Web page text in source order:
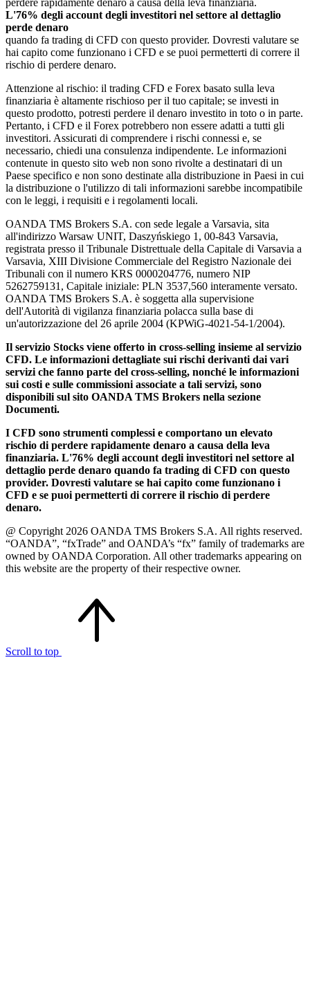
L'76% degli account degli investitori nel settore al dettaglio
perde denaro
quando fa trading di CFD con questo provider. Dovresti valutare se
hai capito come funzionano i CFD e se puoi permetterti di correre il
rischio di perdere denaro.
Attenzione al rischio: il trading CFD e Forex basato sulla leva
finanziaria è altamente rischioso per il tuo capitale; se investi in
questo prodotto, potresti perdere il denaro investito in toto o in parte.
Pertanto, i CFD e il Forex potrebbero non essere adatti a tutti gli
investitori. Assicurati di comprendere i rischi connessi e, se
necessario, chiedi una consulenza indipendente. Le informazioni
contenute in questo sito web non sono rivolte a destinatari di un
Paese specifico e non sono destinate alla distribuzione in Paesi in cui
la distribuzione o l'utilizzo di tali informazioni sarebbe incompatibile
con le leggi, i requisiti e i regolamenti locali.
OANDA TMS Brokers S.A. con sede legale a Varsavia, sita
all'indirizzo Warsaw UNIT, Daszyńskiego 1, 00-843 Varsavia,
registrata presso il Tribunale Distrettuale della Capitale di Varsavia a
Varsavia, XIII Divisione Commerciale del Registro Nazionale dei
Tribunali con il numero KRS 0000204776, numero NIP
5262759131, Capitale iniziale: PLN 3537,560 interamente versato.
OANDA TMS Brokers S.A. è soggetta alla supervisione
dell'Autorità di vigilanza finanziaria polacca sulla base di
un'autorizzazione del 26 aprile 2004 (KPWiG-4021-54-1/2004).
Il servizio Stocks viene offerto in cross-selling insieme al servizio
CFD. Le informazioni dettagliate sui rischi derivanti dai vari
servizi che fanno parte del cross-selling, nonché le informazioni
sui costi e sulle commissioni associate a tali servizi, sono
disponibili sul sito OANDA TMS Brokers nella sezione
Documenti.
I CFD sono strumenti complessi e comportano un elevato
rischio di perdere rapidamente denaro a causa della leva
finanziaria. L'76% degli account degli investitori nel settore al
dettaglio perde denaro quando fa trading di CFD con questo
provider. Dovresti valutare se hai capito come funzionano i
CFD e se puoi permetterti di correre il rischio di perdere
denaro.
@ Copyright 2026 OANDA TMS Brokers S.A. All rights reserved.
“OANDA”, “fxTrade” and OANDA’s “fx” family of trademarks are
owned by OANDA Corporation. All other trademarks appearing on
this website are the property of their respective owner.
Scroll to top